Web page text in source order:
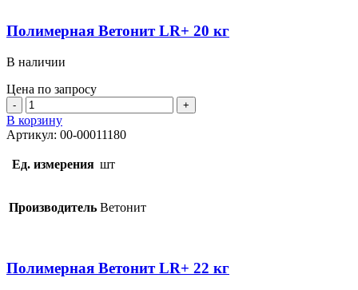
Полимерная Ветонит LR+ 20 кг
В наличии
Цена по запросу
Количество
товара
Полимерная
Ветонит
LR+
20
В корзину
Артикул: 00-00011180
Ед. измерения шт
Производитель Ветонит
Полимерная Ветонит LR+ 22 кг